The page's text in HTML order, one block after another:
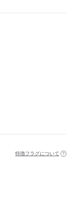
特徴フラグについて